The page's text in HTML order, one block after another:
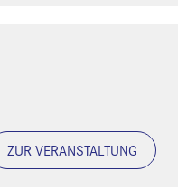
ZUR VERANSTALTUNG